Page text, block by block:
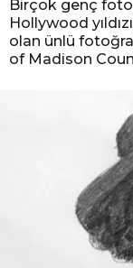
Birçok genç
Hollywood
olan ünlü
of Madison